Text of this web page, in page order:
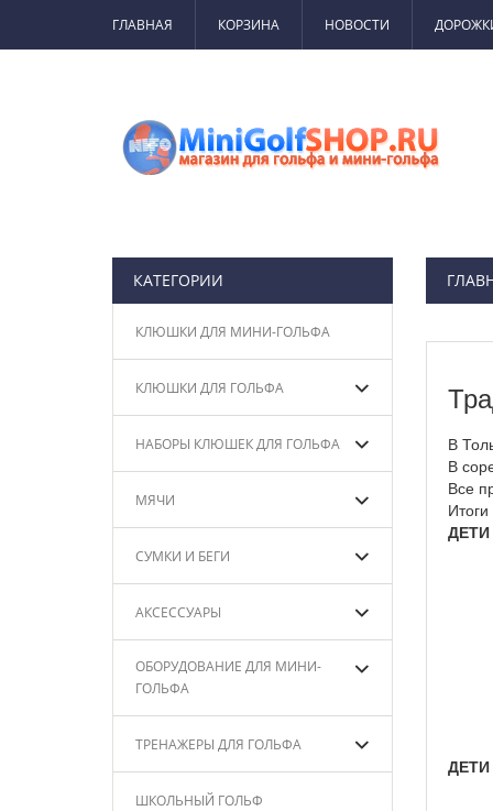
ГЛАВНАЯ КОРЗИНА НОВОСТИ
КАТЕГОРИИ
КЛЮШКИ ДЛЯ МИНИ-ГОЛЬФА
КЛЮШКИ ДЛЯ ГОЛЬФА
НАБОРЫ КЛЮШЕК ДЛЯ ГОЛЬФА
МЯЧИ
СУМКИ И БЕГИ
АКСЕССУАРЫ
ОБОРУДОВАНИЕ ДЛЯ МИНИ-
ГОЛЬФА
ТРЕНАЖЕРЫ ДЛЯ ГОЛЬФА
ШКОЛЬНЫЙ ГОЛЬФ
В
В
Все
ДЕТИ
ДЕТИ